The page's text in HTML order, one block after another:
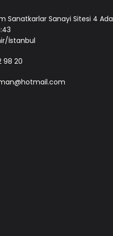
Sanatkarlar Sanayi Sitesi 4 Ada
İstanbul
98 20